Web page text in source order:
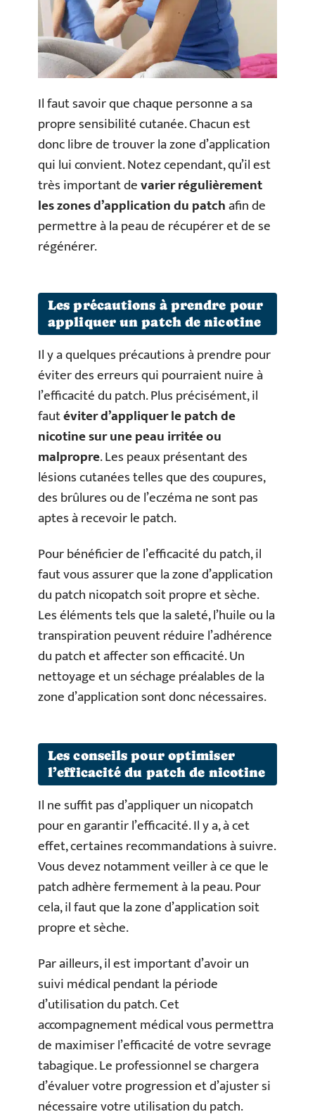
Il faut savoir que chaque personne a sa
propre sensibilité cutanée. Chacun est
donc libre de trouver la zone d’application
qui lui convient. Notez cependant, qu’il est
très important devarier régulièrement
les zones d’application du patchafin de
permettre à la peau de récupérer et de se
régénérer.
Les précautions à prendre pour
appliquer un patch de nicotine
Il y a quelques précautions à prendre pour
éviter des erreurs qui pourraient nuire à
l’efficacité du patch. Plus précisément, il
fautéviter d’appliquer le patch de
nicotine sur une peau irritée ou
malpropre. Les peaux présentant des
lésions cutanées telles que des coupures,
des brûlures ou de l’eczéma ne sont pas
aptes à recevoir le patch.
Pour bénéficier de l’efficacité du patch, il
faut vous assurer que la zone d’application
du patch nicopatch soit propre et sèche.
Les éléments tels que la saleté, l’huile ou la
transpiration peuvent réduire l’adhérence
du patch et affecter son efficacité. Un
nettoyage et un séchage préalables de la
zone d’application sont donc nécessaires.
Les conseils pour optimiser
l’efficacité du patch de nicotine
Il ne suffit pas d’appliquer un nicopatch
pour en garantir l’efficacité. Il y a, à cet
effet, certaines recommandations à suivre.
Vous devez notamment veiller à ce que le
patch adhère fermement à la peau. Pour
cela, il faut que la zone d’application soit
propre et sèche.
Par ailleurs, il est important d’avoir un
suivi médical pendant la période
d’utilisation du patch. Cet
accompagnement médical vous permettra
de maximiser l’efficacité de votre sevrage
tabagique. Le professionnel se chargera
d’évaluer votre progression et d’ajuster si
nécessaire votre utilisation du patch.